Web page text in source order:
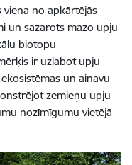
no apkārtējās
un sazarots mazo upju
biotopu
ir uzlabot upju
un ainavu
zemieņu upju
nozīmīgumu vietējā